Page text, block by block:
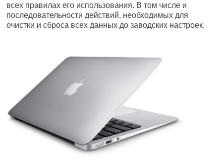
всех правилах его использования. В том числе и
последовательности действий, необходимых для
очистки и сброса всех данных до заводских настроек.